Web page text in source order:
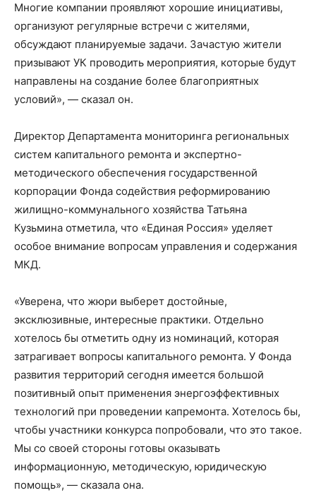
Многие компании проявляют хорошие инициативы,
организуют регулярные встречи с жителями,
обсуждают планируемые задачи. Зачастую жители
призывают УК проводить мероприятия, которые будут
направлены на создание более благоприятных
условий», — сказал он.
Директор Департамента мониторинга региональных
систем капитального ремонта и экспертно-
методического обеспечения государственной
корпорации Фонда содействия реформированию
жилищно-коммунального хозяйства Татьяна
Кузьмина отметила, что «Единая Россия» уделяет
особое внимание вопросам управления и содержания
МКД.
«Уверена, что жюри выберет достойные,
эксклюзивные, интересные практики. Отдельно
хотелось бы отметить одну из номинаций, которая
затрагивает вопросы капитального ремонта. У Фонда
развития территорий сегодня имеется большой
позитивный опыт применения энергоэффективных
технологий при проведении капремонта. Хотелось бы,
чтобы участники конкурса попробовали, что это такое.
Мы со своей стороны готовы оказывать
информационную, методическую, юридическую
помощь», — сказала она.